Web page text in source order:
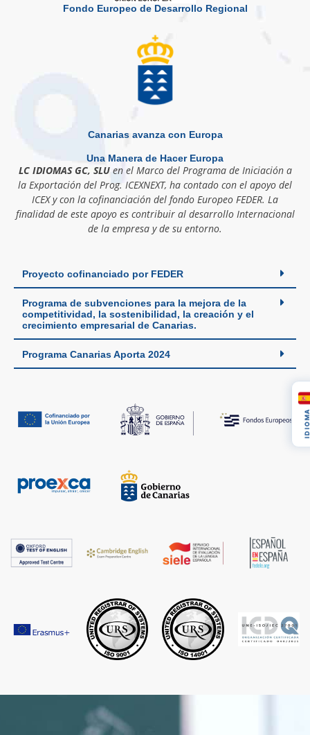
Fondo Europeo de Desarrollo Regional
Canarias avanza con Europa
Una Manera de Hacer Europa
LC IDIOMAS GC, SLUen el Marco del Programa de Iniciación a
la Exportación del Prog. ICEXNEXT, ha contado con el apoyo del
ICEX y con la cofinanciación del fondo Europeo FEDER. La
finalidad de este apoyo es contribuir al desarrollo Internacional
de la empresa y de su entorno.
Proyecto cofinanciado por FEDER
Programa de subvenciones para la mejora de la
competitividad, la sostenibilidad, la creación y el
crecimiento empresarial de Canarias.
Programa Canarias Aporta 2024
IDIOMA